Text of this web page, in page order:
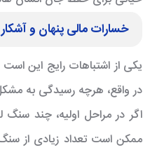
خسارات مالی پنهان و آشکار
یکی از اشتباهات رایج این
در واقع، هرچه رسیدگی به
اگر در مراحل اولیه، چند
ممکن است تعداد زیادی از